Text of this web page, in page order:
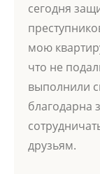
сегодня
мою
что не
выполнили
благодарна
друзьям.